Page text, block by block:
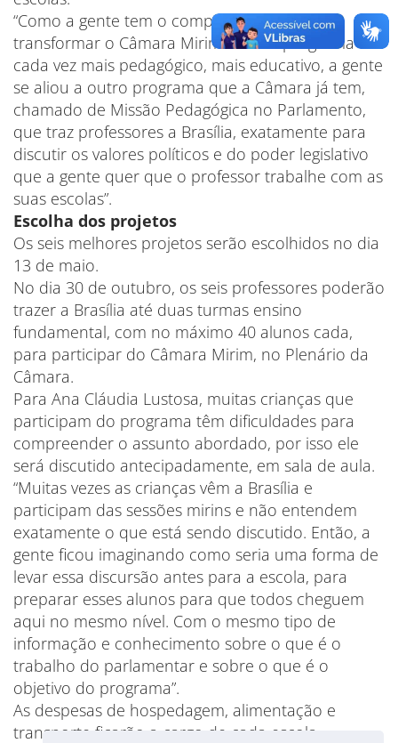
“Como a gente tem o compromisso em
transformar o Câmara Mirim em um programa
cada vez mais pedagógico, mais educativo, a gente
se aliou a outro programa que a Câmara já tem,
chamado de Missão Pedagógica no Parlamento,
que traz professores a Brasília, exatamente para
discutir os valores políticos e do poder legislativo
que a gente quer que o professor trabalhe com as
suas escolas”.
Escolha dos projetos
Os seis melhores projetos serão escolhidos no dia
13 de maio.
No dia 30 de outubro, os seis professores poderão
trazer a Brasília até duas turmas ensino
fundamental, com no máximo 40 alunos cada,
para participar do Câmara Mirim, no Plenário da
Câmara.
Para Ana Cláudia Lustosa, muitas crianças que
participam do programa têm dificuldades para
compreender o assunto abordado, por isso ele
será discutido antecipadamente, em sala de aula.
“Muitas vezes as crianças vêm a Brasília e
participam das sessões mirins e não entendem
exatamente o que está sendo discutido. Então, a
gente ficou imaginando como seria uma forma de
levar essa discursão antes para a escola, para
preparar esses alunos para que todos cheguem
aqui no mesmo nível. Com o mesmo tipo de
informação e conhecimento sobre o que é o
trabalho do parlamentar e sobre o que é o
objetivo do programa”.
As despesas de hospedagem, alimentação e
transporte ficarão a cargo de cada escola.